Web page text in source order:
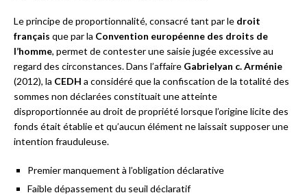
Le principe de proportionnalité, consacré tant par le droit
français que par la Convention européenne des droits de
l’homme, permet de contester une saisie jugée excessive au
regard des circonstances. Dans l’affaire Gabrielyan c. Arménie
(2012), la CEDH a considéré que la confiscation de la totalité des
sommes non déclarées constituait une atteinte
disproportionnée au droit de propriété lorsque l’origine licite des
fonds était établie et qu’aucun élément ne laissait supposer une
intention frauduleuse.
Premier manquement à l’obligation déclarative
Faible dépassement du seuil déclaratif